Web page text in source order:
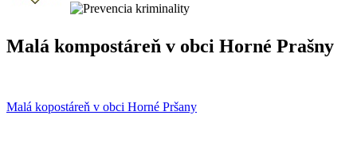
Malá kompostáreň v obci Horné Prašny
Malá kopostáreň v obci Horné Pršany